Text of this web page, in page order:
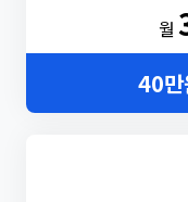
월
40만